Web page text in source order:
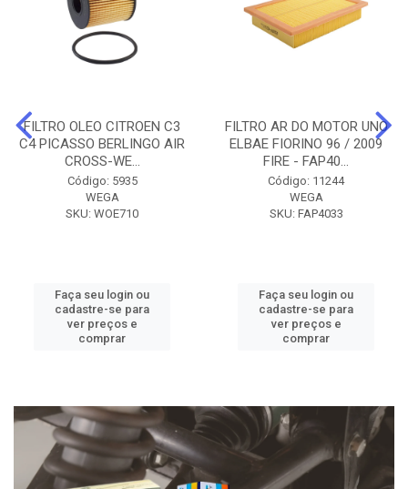
FILTRO OLEO CITROEN C3
C4 PICASSO BERLINGO AIR
CROSS-WE...
Código: 5935
WEGA
SKU: WOE710
Faça seu login ou
cadastre-se para
ver preços e
comprar
FILTRO AR DO MOTOR UNO
ELBAE FIORINO 96 / 2009
FIRE - FAP40...
Código: 11244
WEGA
SKU: FAP4033
Faça seu login ou
cadastre-se para
ver preços e
comprar